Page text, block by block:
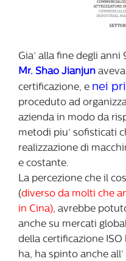
Gia’ alla fine degli anni
Mr. Shao Jianjun
certificazione, e nei
proceduto ad
azienda in modo da
metodi piu’ sofisticati
realizzazione di
e costante.
La percezione che il
(diverso da molti che
in Cina), avrebbe
anche su mercati
della certificazione
ha, ha spinto anche